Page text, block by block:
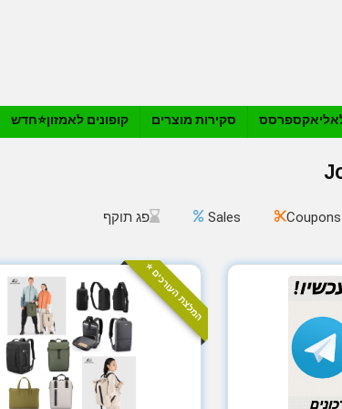
לאליאקספרסס סקירות מוצרים קופונים לאמזון⭐️חדש
Coupons
Sales פג תוקף
המלצת העורכים ⭐️